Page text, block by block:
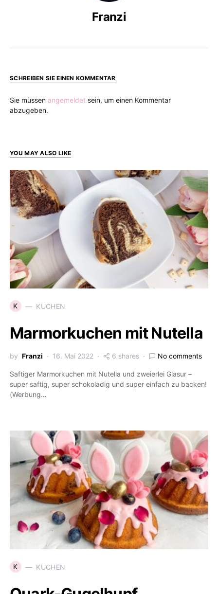
Franzi
SCHREIBEN SIE EINEN KOMMENTAR
Sie müssen angemeldet sein, um einen Kommentar
abzugeben.
YOU MAY ALSO LIKE
K KUCHEN
Marmorkuchen mit Nutella
by Franzi 16. Mai 2022 6 shares No comments
Saftiger Marmorkuchen mit Nutella und zweierlei Glasur –
super saftig, super schokoladig und super einfach zu backen!
(Werbung…
K KUCHEN